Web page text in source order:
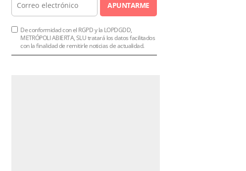
APUNTARME
De conformidad con el RGPD y la LOPDGDD,
METRÓPOLI ABIERTA, SLU tratará los datos facilitados
con la finalidad de remitirle noticias de actualidad.